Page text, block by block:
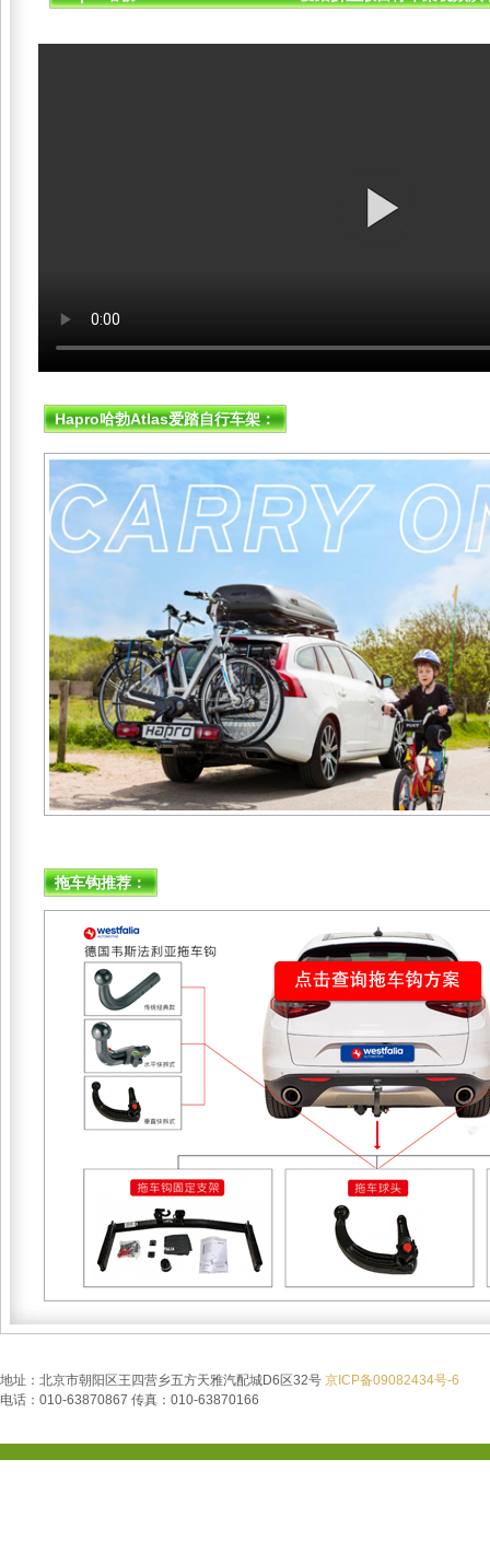
Hapro哈勃Atlas爱踏自行车架：
拖车钩推荐：
地址：北京市朝阳区王四营乡五方天雅汽配城D6区32号 京ICP备09082434号-6
电话：010-63870867 传真：010-63870166